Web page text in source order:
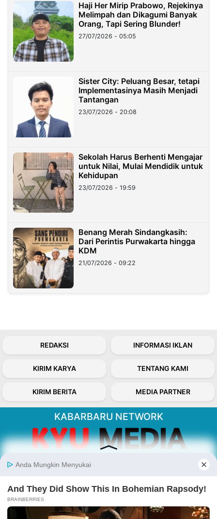
Haji Her Mirip Prabowo, Rejekinya
Melimpah dan Dikagumi Banyak
Orang, Tapi Sering Blunder!
27/07/2026 - 05:05
Sister City: Peluang Besar, tetapi
Implementasinya Masih Menjadi
Tantangan
23/07/2026 - 20:08
Sekolah Harus Berhenti Mengajar
untuk Nilai, Mulai Mendidik untuk
Kehidupan
23/07/2026 - 19:59
Benang Merah Sindangkasih:
Dari Perintis Purwakarta hingga
KDM
21/07/2026 - 09:22
REDAKSI INFORMASI IKLAN
KIRIM KARYA TENTANG KAMI
KIRIM BERITA MEDIA PARTNER
KABARBARU NETWORK
Kabarbaru.co menyajikan berita aktual dan
serta terverifikasi dari sumber yang tepat.